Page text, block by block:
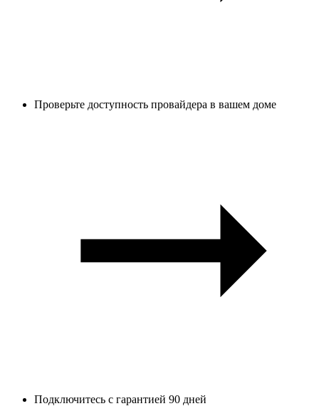
Проверьте доступность провайдера в вашем доме
Подключитесь с гарантией 90 дней